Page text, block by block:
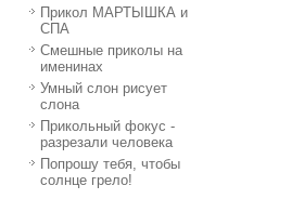
Прикол МАРТЫШКА и
СПА
Смешные приколы на
именинах
Умный слон рисует
слона
Прикольный фокус -
разрезали человека
Попрошу тебя, чтобы
солнце грело!